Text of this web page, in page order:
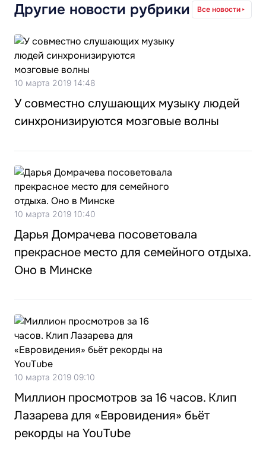
Другие новости рубрики Все новости
10 марта 2019 14:48
У совместно слушающих музыку людей
синхронизируются мозговые волны
10 марта 2019 10:40
Дарья Домрачева посоветовала
прекрасное место для семейного отдыха.
Оно в Минске
10 марта 2019 09:10
Миллион просмотров за 16 часов. Клип
Лазарева для «Евровидения» бьёт
рекорды на YouTube